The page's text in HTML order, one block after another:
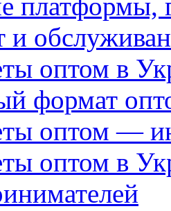
платформы,
и
оптом в
формат
оптом —
оптом в